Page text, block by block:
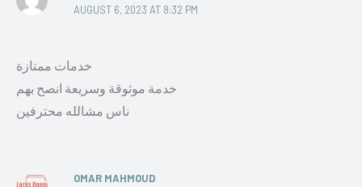
AUGUST 6, 2023 AT 8:32 PM
خدمات ممتازة
خدمة موثوقة وسريعة انصح بهم
ناس مشالله محترفين
OMAR MAHMOUD